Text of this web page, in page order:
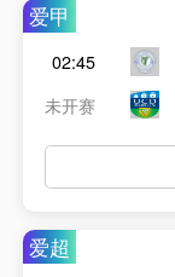
爱甲
02:45
未开赛
爱超